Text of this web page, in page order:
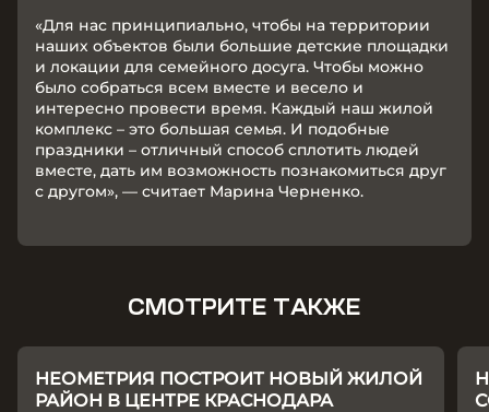
«Для нас принципиально, чтобы на территории
наших объектов были большие детские площадки
и локации для семейного досуга. Чтобы можно
было собраться всем вместе и весело и
интересно провести время. Каждый наш жилой
комплекс – это большая семья. И подобные
праздники – отличный способ сплотить людей
вместе, дать им возможность познакомиться друг
с другом», — считает Марина Черненко.
СМОТРИТЕ ТАКЖЕ
НЕОМЕТРИЯ ПОСТРОИТ НОВЫЙ ЖИЛОЙ
РАЙОН В ЦЕНТРЕ КРАСНОДАРА